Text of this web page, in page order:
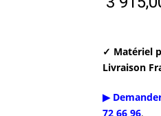
✓ Matériel
Livraison
▶
72 66 96.